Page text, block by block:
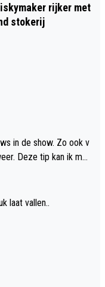
rijker met
stokerij
in de show. Zo ook v
Deze tip kan ik met
laat vallen..